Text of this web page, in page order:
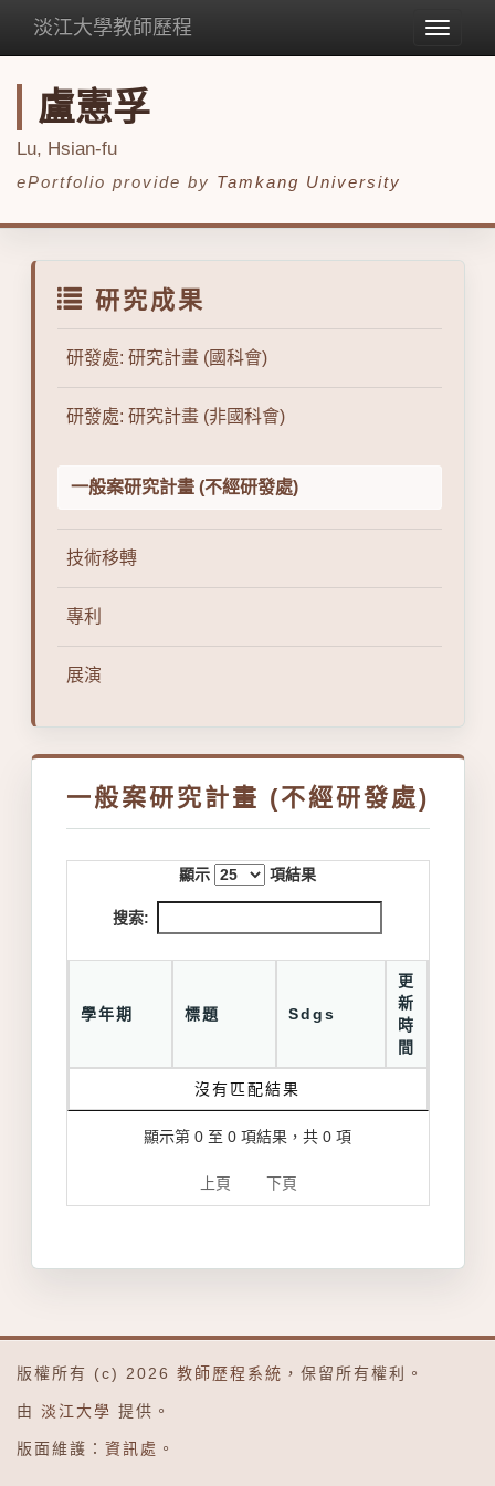
Toggle
淡江大學教師歷程
盧憲孚
Lu, Hsian-fu
ePortfolio provide by Tamkang University
研究成果
研發處: 研究計畫 (國科會)
研發處: 研究計畫 (非國科會)
一般案研究計畫 (不經研發處)
技術移轉
專利
展演
一般案研究計畫 (不經研發處)
顯示 項結果
搜索:
學年期 標題 Sdgs
更
新
時
間
沒有匹配結果
顯示第 0 至 0 項結果，共 0 項
上頁 下頁
版權所有 (c) 2026 教師歷程系統 ，保留所有權利。
由 淡江大學 提供。
版面維護： 資訊處 。